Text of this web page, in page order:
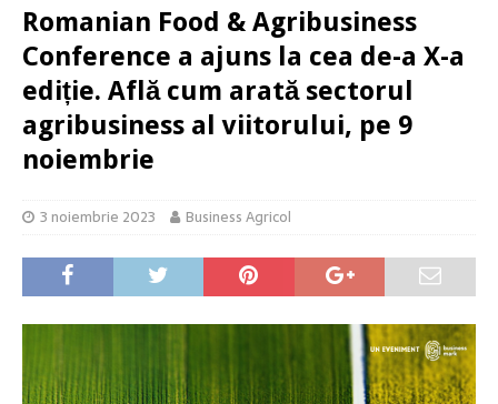
Romanian Food & Agribusiness
Conference a ajuns la cea de-a X-a
ediție. Află cum arată sectorul
agribusiness al viitorului, pe 9
noiembrie
3 noiembrie 2023 Business Agricol